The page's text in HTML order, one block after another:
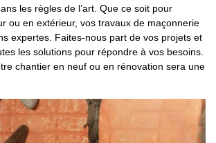
les règles de l’art. Que ce soit pour
ou en extérieur, vos travaux de maçonnerie
expertes. Faites-nous part de vos projets et
les solutions pour répondre à vos besoins.
chantier en neuf ou en rénovation sera une